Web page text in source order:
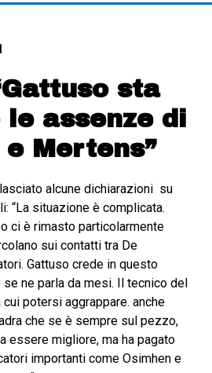
sta
le assenze di
e Mertens”
alcune dichiarazioni su
“La situazione è complicata.
ci è rimasto particolarmente
sui contatti tra De
Gattuso crede in questo
ne parla da mesi. Il tecnico del
potersi aggrappare. anche
che se è sempre sul pezzo,
essere migliore, ma ha pagato
importanti come Osimhen e